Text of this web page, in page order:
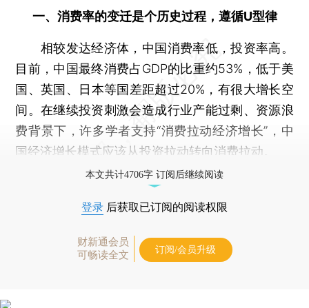
一、消费率的变迁是个历史过程，遵循U型律
相较发达经济体，中国消费率低，投资率高。
目前，中国最终消费占GDP的比重约53%，低于美
国、英国、日本等国差距超过20%，有很大增长空
间。在继续投资刺激会造成行业产能过剩、资源浪
费背景下，许多学者支持“消费拉动经济增长”，中
国经济增长模式应该从投资拉动转向消费拉动。
本文共计4706字 订阅后继续阅读
登录 后获取已订阅的阅读权限
财新通会员
可畅读全文
订阅/会员升级